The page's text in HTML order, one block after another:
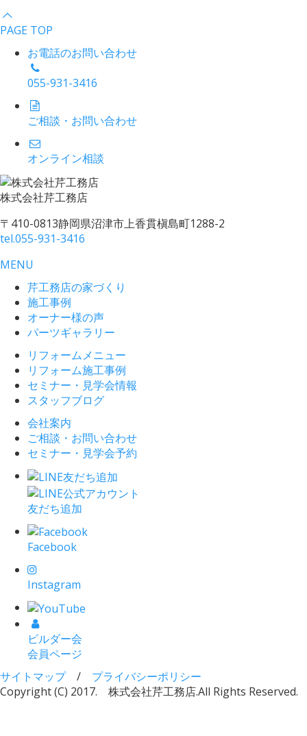
PAGE TOP
お電話のお問い合わせ
055-931-3416
ご相談・お問い合わせ
オンライン相談
株式会社芹工務店
〒410-0813静岡県沼津市上香貫槇島町1288-2
tel.055-931-3416
MENU
芹工務店の家づくり
施工事例
オーナー様の声
パーツギャラリー
リフォームメニュー
リフォーム施工事例
セミナー・見学会情報
スタッフブログ
会社案内
ご相談・お問い合わせ
セミナー・見学会予約
友だち追加
Facebook
Instagram
ビルダー会
会員ページ
サイトマップ/ プライバシーポリシー
Copyright (C) 2017. 株式会社芹工務店.All Rights Reserved.